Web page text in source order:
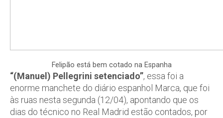
Felipão está bem cotado na Espanha
“(Manuel) Pellegrini setenciado”, essa foi a
enorme manchete do diário espanhol Marca, que foi
às ruas nesta segunda (12/04), apontando que os
dias do técnico no Real Madrid estão contados, por